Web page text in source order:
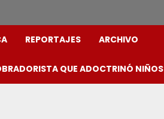
REPORTAJES ARCHIVO
QUE ADOCTRINÓ NIÑOS